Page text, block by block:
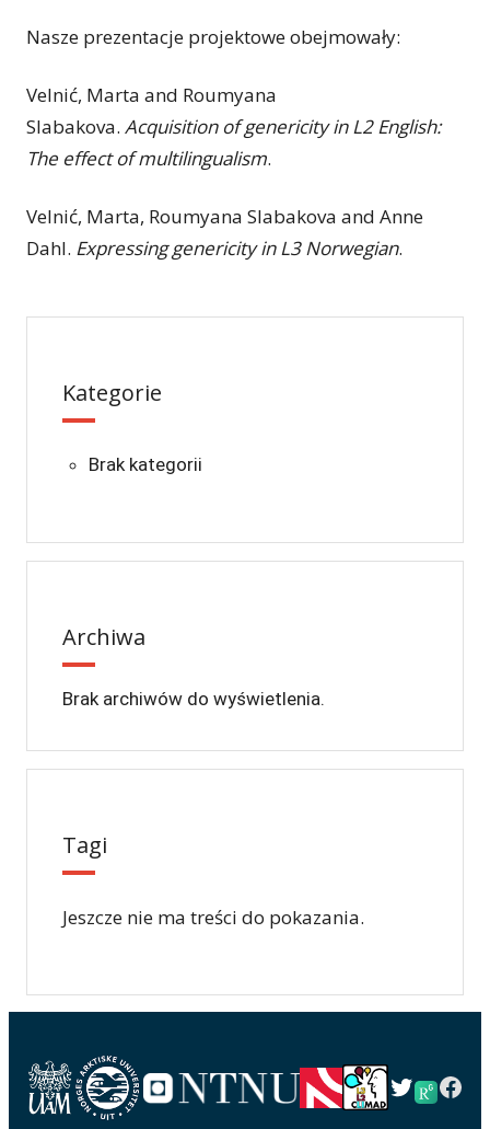
Nasze prezentacje projektowe obejmowały:
Velnić, Marta and Roumyana
Slabakova. Acquisition of genericity in L2 English:
The effect of multilingualism.
Velnić, Marta, Roumyana Slabakova and Anne
Dahl. Expressing genericity in L3 Norwegian.
Kategorie
Brak kategorii
Archiwa
Brak archiwów do wyświetlenia.
Tagi
Jeszcze nie ma treści do pokazania.
Twitter